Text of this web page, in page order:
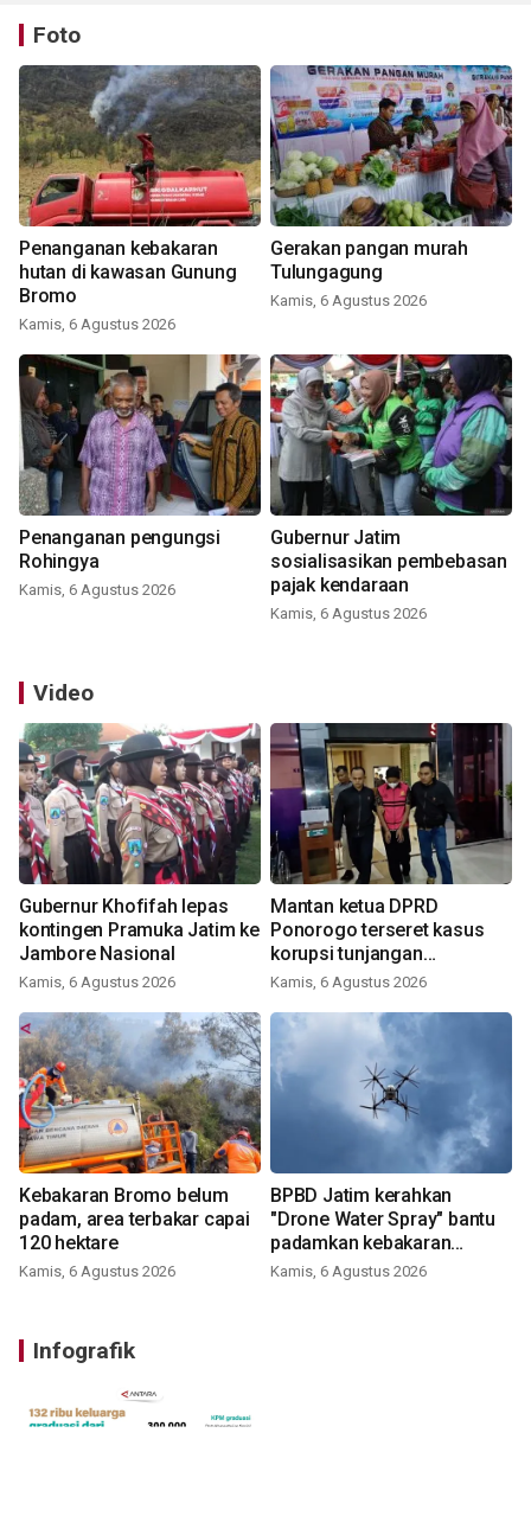
Foto
Penanganan kebakaran
hutan di kawasan Gunung
Bromo
Kamis, 6 Agustus 2026
Gerakan pangan murah
Tulungagung
Kamis, 6 Agustus 2026
Penanganan pengungsi
Rohingya
Kamis, 6 Agustus 2026
Gubernur Jatim
sosialisasikan pembebasan
pajak kendaraan
Kamis, 6 Agustus 2026
Video
Gubernur Khofifah lepas
kontingen Pramuka Jatim ke
Jambore Nasional
Kamis, 6 Agustus 2026
Mantan ketua DPRD
Ponorogo terseret kasus
korupsi tunjangan
perumahan
Kamis, 6 Agustus 2026
Kebakaran Bromo belum
padam, area terbakar capai
120 hektare
Kamis, 6 Agustus 2026
BPBD Jatim kerahkan
"Drone Water Spray" bantu
padamkan kebakaran
Bromo
Kamis, 6 Agustus 2026
Infografik